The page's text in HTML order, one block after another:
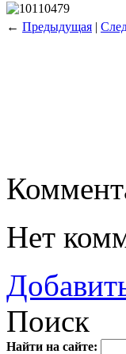
← Предыдущая |
Нет
Поиск
Найти на сайте: